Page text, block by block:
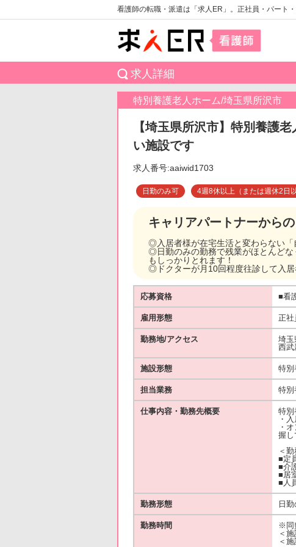
看護師の転職・派遣は「求人ER」。正社員・パート
求人詳細
特別養護老人ホーム/埼玉県所沢市
【埼玉県所沢市】特別養護
い施設です
求人番号:aaiwid1703
日勤のみ可 4週8休以上（または週休2日以
キャリアパートナーから
◎入居者様が在宅生活と変わらない「
◎日勤のみの勤務で残業がほとんどな
もしっかりとれます！
◎ドクターが月10回程度往診して入居
応募資格 ■看
雇用形態 正社
勤務地/アクセス
埼玉
西武
施設形態 特別
担当業務 特別
仕事内容・勤務先概要
特別
・
・
握し
＜
■定
■介
■居
■人
勤務形態 日
勤務時間
※同
＜
＜